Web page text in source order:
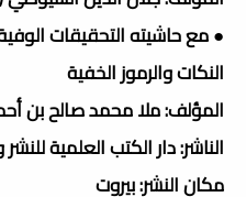
● مع حاشيته التحقيقات
النكات والرموز الخفية
المؤلف: ملا محمد صالح بن
الناشر: دار الكتب العلمية للنشر
مكان النشر: بيروت